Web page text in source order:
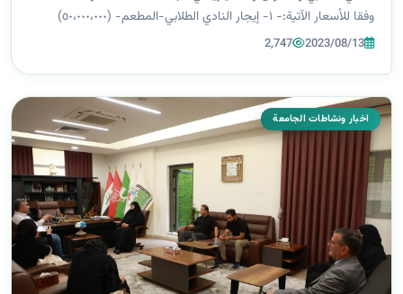
وفقا للأسعار الآتية:- ١- إيجار النادي الطلابي-المطعم- (٥٠،٠٠٠،٠٠٠)
سنوياً. ٢- إيجار الكافتريا (١،٥٠٠،٠٠٠) شهرياً. ٣- إيجار الأسو...
2023/08/13
2,747
اخبار ونشاطات الجامعة